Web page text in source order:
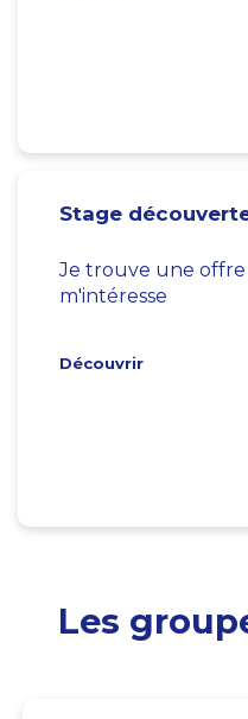
Stage
Je trouve une
m'intéresse
Découvrir
Les